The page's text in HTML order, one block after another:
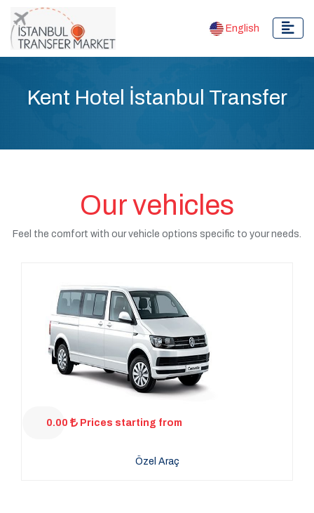
English
Kent Hotel İstanbul Transfer
Our vehicles
Feel the comfort with our vehicle options specific to your needs.
0.00 Prices starting from
Özel Araç